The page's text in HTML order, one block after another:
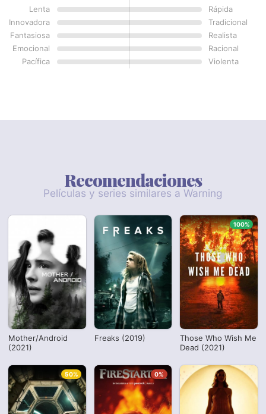
Lenta
Rápida
Innovadora
Tradicional
Fantasiosa
Realista
Emocional
Racional
Pacífica
Violenta
Recomendaciones
Películas y series similares a Warning
Mother/Android
(2021)
Freaks (2019)
Those Who Wish Me
Dead (2021)
100%
50% 0%